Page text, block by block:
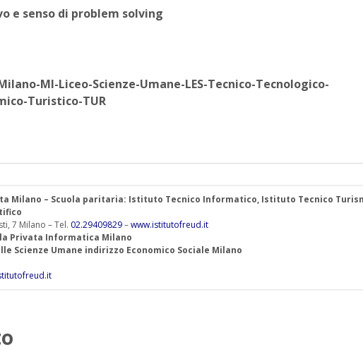
e senso di problem solving
MI-Liceo-Scienze-Umane-LES-Tecnico-Tecnologico-
Turistico-TUR
Milano – Scuola paritaria: Istituto Tecnico Informatico, Istituto Tecnico
7 Milano – Tel. 02.29409829–www.istitutofreud.it
Privata Informatica Milano
Scienze Umane indirizzo Economico Sociale Milano